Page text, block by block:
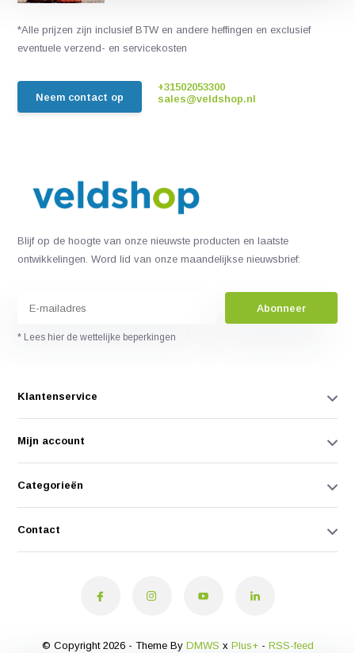
*Alle prijzen zijn inclusief BTW en andere heffingen en exclusief
eventuele verzend- en servicekosten
Neem contact op
+31502053300
sales@veldshop.nl
Blijf op de hoogte van onze nieuwste producten en laatste
ontwikkelingen. Word lid van onze maandelijkse nieuwsbrief:
Abonneer
* Lees hier de wettelijke beperkingen
Klantenservice
Mijn account
Categorieën
Contact
© Copyright 2026 - Theme By DMWS x Plus+- RSS-feed